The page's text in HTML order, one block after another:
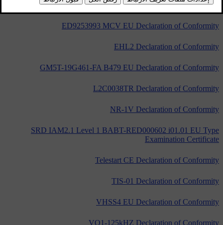
DAB tuner CQ-0VE MITSUBISHI Declaration of Conformity
ED9253993 MCV EU Declaration of Conformity
EHL2 Declaration of Conformity
GM5T-19G461-FA B479 EU Declaration of Conformity
L2C0038TR Declaration of Conformity
NR-1V Declaration of Conformity
SRD IAM2.1 Level 1 BABT-RED000602 i01.01 EU Type
Examination Certificate
Telestart CE Declaration of Conformity
TIS-01 Declaration of Conformity
VHSS4 EU Declaration of Conformity
VO1-125kHZ Declaration of Conformity